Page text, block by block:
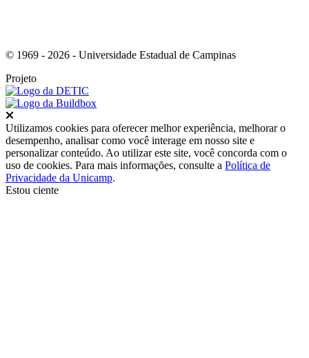
© 1969 - 2026 - Universidade Estadual de Campinas
Projeto
Utilizamos cookies para oferecer melhor experiência, melhorar o
desempenho, analisar como você interage em nosso site e
personalizar conteúdo. Ao utilizar este site, você concorda com o
uso de cookies. Para mais informações, consulte a Política de
Privacidade da Unicamp.
Estou ciente